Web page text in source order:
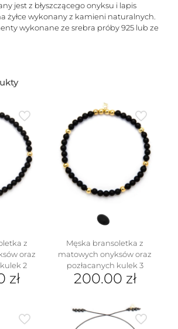
jest z błyszczącego onyksu i lapis
żyłce wykonany z kamieni naturalnych.
wykonane ze srebra próby 925 lub ze
z
oraz
2
zł
Męska bransoletka z
matowych onyksów oraz
pozłacanych kulek 3
200.00 zł